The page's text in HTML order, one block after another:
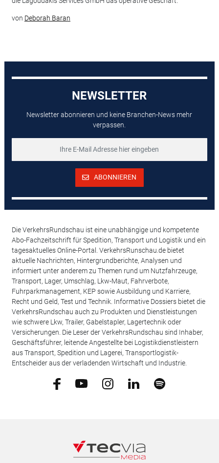
von Deborah Baran
NEWSLETTER
Newsletter abonnieren und keine Branchen-News mehr
verpassen.
ABONNIEREN
Die VerkehrsRundschau ist eine unabhängige und kompetente
Abo-Fachzeitschrift für Spedition, Transport und Logistik und ein
tagesaktuelles Online-Portal. VerkehrsRunschau.de bietet
aktuelle Nachrichten, Hintergrundberichte, Analysen und
informiert unter anderem zu Themen rund um Nutzfahrzeuge,
Transport, Lager, Umschlag, Lkw-Maut, Fahrverbote,
Fuhrparkmanagement, KEP sowie Ausbildung und Karriere,
Recht und Geld, Test und Technik. Informative Dossiers bietet die
VerkehrsRundschau auch zu Produkten und Dienstleistungen
wie schwere Lkw, Trailer, Gabelstapler, Lagertechnik oder
Versicherungen. Die Leser der VerkehrsRundschau sind Inhaber,
Geschäftsführer, leitende Angestellte bei Logistikdienstleistern
aus Transport, Spedition und Lagerei, Transportlogistik-
Entscheider aus der verladenden Wirtschaft und Industrie.